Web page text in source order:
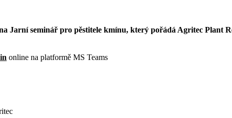
Jarní seminář pro pěstitele kmínu, který pořádá Agritec Plant
online na platformě MS Teams